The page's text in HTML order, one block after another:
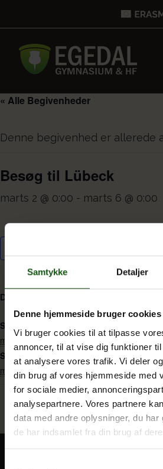
Samtykke Detaljer
Denne hjemmeside bruger cookies
Vi bruger cookies til at tilpasse
annoncer, til at vise dig funktioner
at analysere vores trafik. Vi deler
din brug af vores hjemmeside med
for sociale medier,
analysepartnere. Vores partnere
data med andre oplysninger, du har
de har indsamlet fra din brug af
Vores uddannelser
« Alle Begivenheder
Denne begivenhed er allerede
Besøg til Lübeck
marts 2 @ 0:00 - marts 6 @ 0:00
DETALJER
Start:
marts 2 @ 0:00
Slut:
marts 6 @ 0:00
Terminsprøve (3g & 2hf)